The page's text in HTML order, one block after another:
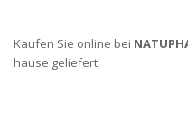
Kaufen Sie online bei
hause geliefert.